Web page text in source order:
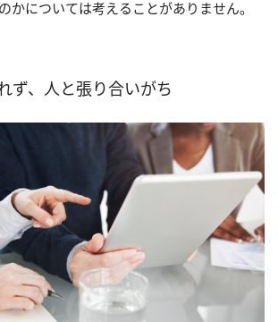
かについては考えることがありません。
ず、人と張り合いがち